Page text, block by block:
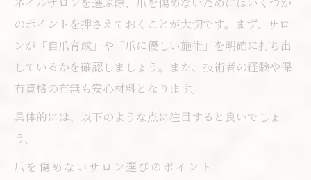
都筑区で選ぶ自爪育成ネイルの特徴
ネイルと自爪ケアの両立サロン活用法
自爪育成サロンの施術効果とメリット
ネイルで指先美を保つサロン選びの極意
のポイントを押さえておくことが大切です。まず、サロ
ンが「自爪育成」や「爪に優しい施術」を明確に打ち出
しているかを確認しましょう。また、技術者の経験や保
有資格の有無も安心材料となります。
具体的には、以下のような点に注目すると良いでしょ
う。
爪を傷めないサロン選びのポイント